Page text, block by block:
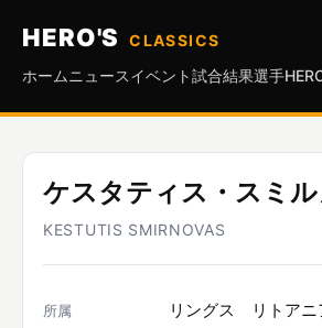
HERO'S
CLASSICS
ホーム ニュースイベント試合結果選手
ケスタティス・スミ
KESTUTIS SMIRNOVAS
所属 リングス リトアニ